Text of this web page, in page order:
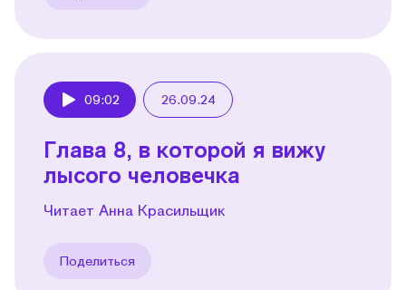
09:02 26.09.24
Глава 8, в которой я вижу
лысого человечка
Читает Анна Красильщик
Поделиться